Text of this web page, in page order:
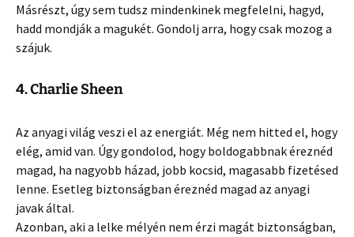
Másrészt, úgy sem tudsz mindenkinek megfelelni, hagyd,
hadd mondják a magukét. Gondolj arra, hogy csak mozog a
szájuk.
4. Charlie Sheen
Az anyagi világ veszi el az energiát. Még nem hitted el, hogy
elég, amid van. Úgy gondolod, hogy boldogabbnak éreznéd
magad, ha nagyobb házad, jobb kocsid, magasabb fizetésed
lenne. Esetleg biztonságban éreznéd magad az anyagi
javak által.
Azonban, aki a lelke mélyén nem érzi magát biztonságban,